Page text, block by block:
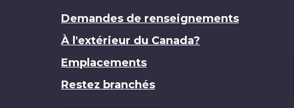
Demandes de renseignements
À l'extérieur du Canada?
Emplacements
Restez branchés